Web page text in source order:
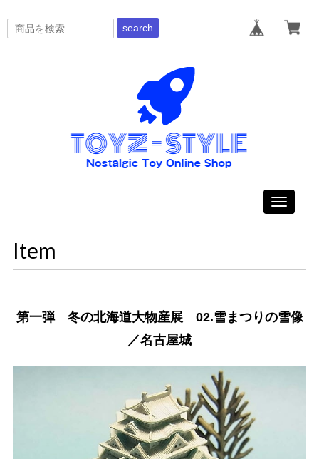
search
Toggle
Item
第一弾 冬の北海道大物産展 02.雪まつりの雪像
／名古屋城